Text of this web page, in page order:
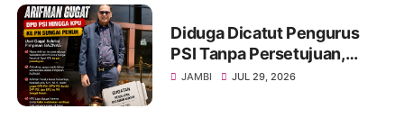
Diduga Dicatut Pengurus
PSI Tanpa Persetujuan,
Arifman Resmi Gugat DPD
JAMBI JUL 29, 2026